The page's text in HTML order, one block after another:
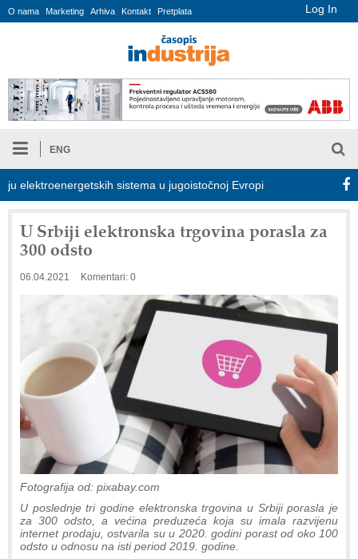
Log In
O nama Marketing Arhiva Kontakt Pretplata
ENG
sistema u jugoistočnoj Evropi
U Srbiji elektronska trgovina porasla za
300 odsto
06.04.2021 Komentari: 0
Fotografija od: pixabay.com
U poslednje tri godine elektronska trgovina u Srbiji porasla je
za 300 odsto, a većina preduzeća koja su imala razvijenu
internet prodaju, ostvarila su u 2020. godini porast od oko 100
odsto u odnosu na isti period 2019. godine.